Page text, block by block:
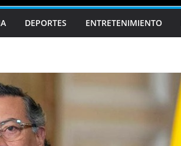
DEPORTES ENTRETENIMIENTO